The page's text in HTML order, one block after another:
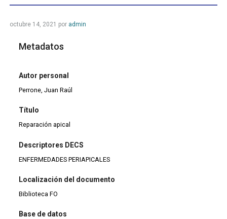
octubre 14, 2021 por admin
Metadatos
Autor personal
Perrone, Juan Raúl
Título
Reparación apical
Descriptores DECS
ENFERMEDADES PERIAPICALES
Localización del documento
Biblioteca FO
Base de datos